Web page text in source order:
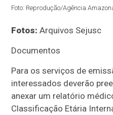
Foto: Reprodução/Agência
Fotos: Arquivos Sejusc
Documentos
Para os serviços de
interessados deverão
anexar um relatório
Classificação Etária